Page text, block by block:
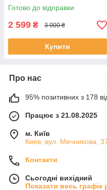
Готово до відправки
2 599 ₴ 3 000 ₴
Купити
Про нас
95% позитивних з 178
Працює з 21.08.2025
м. Київ
Киев, вул. Мечникова,
Контакти
Сьогодні вихідний
Показати весь графік